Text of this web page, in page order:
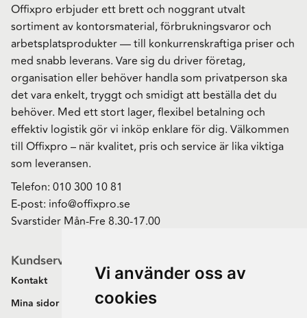
Vi använder oss av
cookies
Offixpro erbjuder ett brett och noggrant utvalt
sortiment av kontorsmaterial, förbrukningsvaror och
arbetsplatsprodukter — till konkurrenskraftiga priser och
med snabb leverans. Vare sig du driver företag,
organisation eller behöver handla som privatperson ska
det vara enkelt, tryggt och smidigt att beställa det du
behöver. Med ett stort lager, flexibel betalning och
effektiv logistik gör vi inköp enklare för dig. Välkommen
till Offixpro – när kvalitet, pris och service är lika viktiga
som leveransen.
Telefon: 010 300 10 81
E-post: info@offixpro.se
Svarstider Mån-Fre 8.30-17.00
Kundservice
Kontakt
Mina sidor